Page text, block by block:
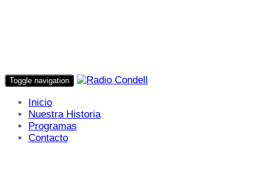
Toggle navigation
Inicio
Nuestra Historia
Programas
Contacto